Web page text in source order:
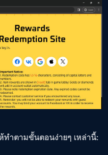
ำตามขั้นตอนง่ายๆ เหล่านี้: